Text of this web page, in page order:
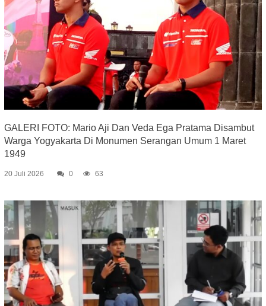
GALERI FOTO: Mario Aji Dan Veda Ega Pratama Disambut
Warga Yogyakarta Di Monumen Serangan Umum 1 Maret
1949
20 Juli 2026 0 63